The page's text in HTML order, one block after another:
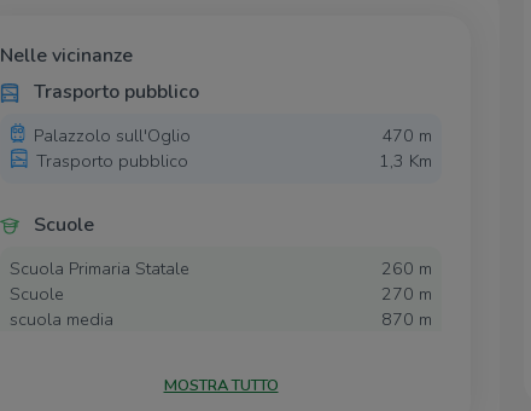
Nelle vicinanze
Trasporto pubblico
Palazzolo sull'Oglio
470 m
Trasporto pubblico
1,3 Km
Scuole
Scuola Primaria Statale
260 m
Scuole
270 m
scuola media
870 m
MOSTRA TUTTO